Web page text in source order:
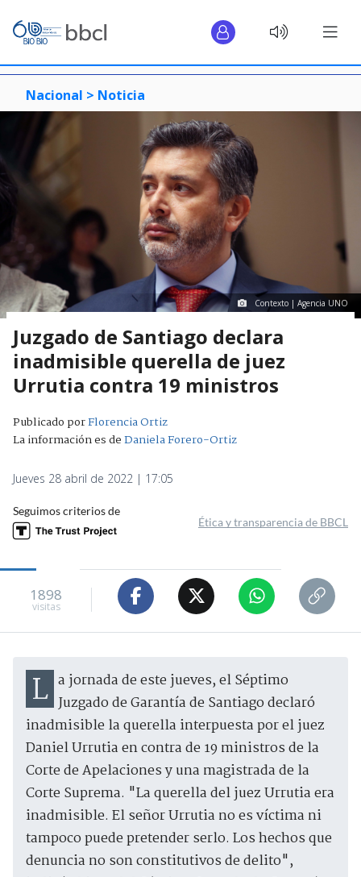
Nacional > Noticia
Contexto | Agencia UNO
Juzgado de Santiago declara
inadmisible querella de juez
Urrutia contra 19 ministros
Publicado porFlorencia Ortiz
La información es deDaniela Forero-Ortiz
Jueves 28 abril de 2022 | 17:05
Seguimos criterios de
Ética y transparencia de BBCL
1898
visitas
La jornada de este jueves, el Séptimo Juzgado de Garantía de Santiago declaró
inadmisible la querella interpuesta por el juez
Daniel Urrutia en contra de 19 ministros de la
Corte de Apelaciones y una magistrada de la
Corte Suprema. "La querella del juez Urrutia era
inadmisible. El señor Urrutia no es víctima ni
tampoco puede pretender serlo. Los hechos que
denuncia no son constitutivos de delito",